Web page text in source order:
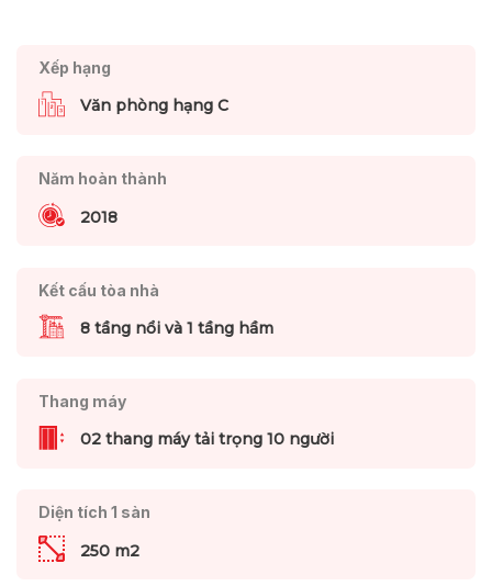
Xếp hạng
Văn phòng hạng C
Năm hoàn thành
2018
Kết cấu tòa nhà
8 tầng nổi và 1 tầng hầm
Thang máy
02 thang máy tải trọng 10 người
Diện tích 1 sàn
250 m2